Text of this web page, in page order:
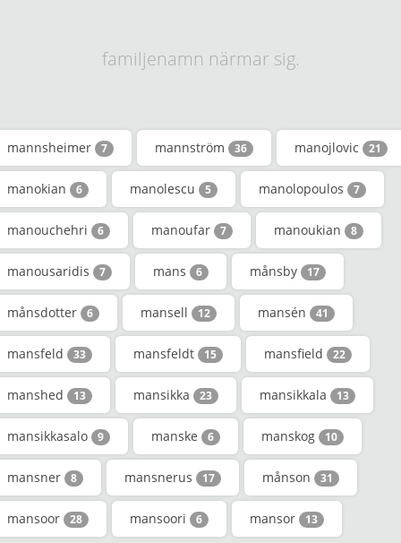
familjenamn närmar sig.
mannsheimer 7 mannström 36 manojlovic 21
manokian 6 manolescu 5 manolopoulos 7
manouchehri 6 manoufar 7 manoukian 8
manousaridis 7 mans 6 månsby 17
månsdotter 6 mansell 12 mansén 41
mansfeld 33 mansfeldt 15 mansfield 22
manshed 13 mansikka 23 mansikkala 13
mansikkasalo 9 manske 6 manskog 10
mansner 8 mansnerus 17 månson 31
mansoor 28 mansoori 6 mansor 13